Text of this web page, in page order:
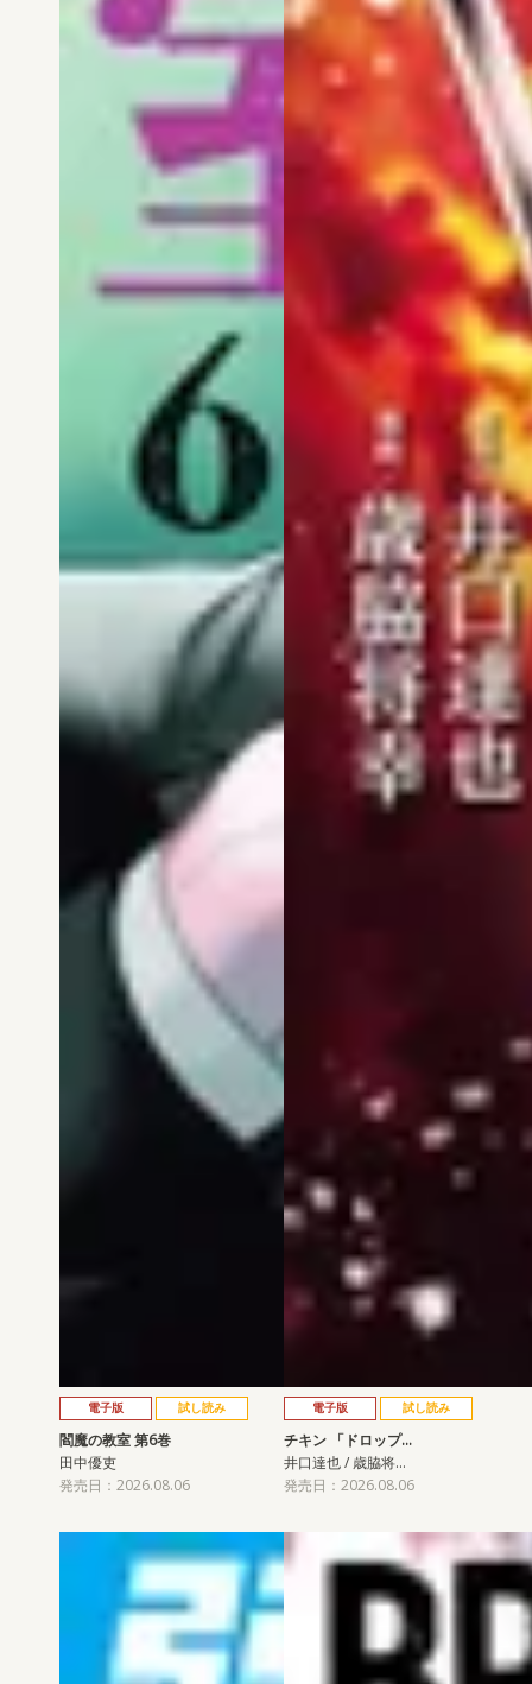
電子版 試し読み
閻魔の教室 第6巻
田中優吏
発売日：2026.08.06
電子版 試し読み
チキン 「ドロップ…
井口達也 / 歳脇将…
発売日：2026.08.06